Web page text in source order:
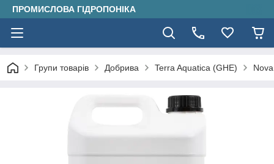
ПРОМИСЛОВА ГІДРОПОНІКА
Групи товарів Добрива Terra Aquatica (GHE)